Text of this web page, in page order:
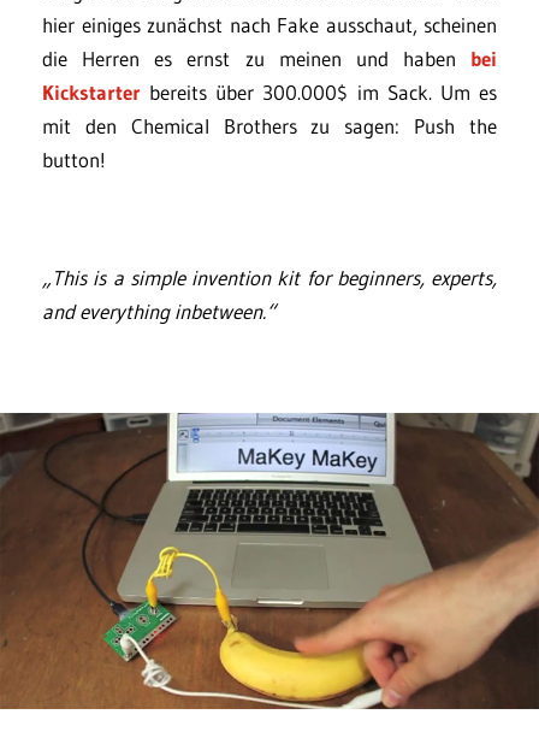
hier einiges zunächst nach Fake ausschaut, scheinen
die Herren es ernst zu meinen und haben bei
Kickstarter bereits über 300.000$ im Sack. Um es
mit den Chemical Brothers zu sagen: Push the
button!
„This is a simple invention kit for beginners, experts,
and everything inbetween.“